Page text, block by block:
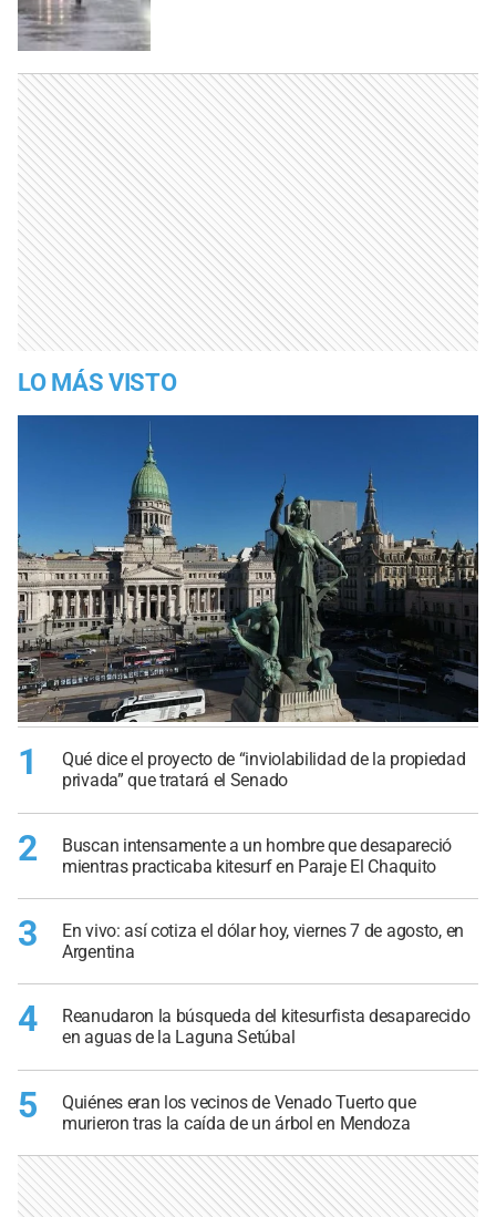
LO MÁS VISTO
1
Qué dice el proyecto de “inviolabilidad de la propiedad
privada” que tratará el Senado
2
Buscan intensamente a un hombre que desapareció
mientras practicaba kitesurf en Paraje El Chaquito
3
En vivo: así cotiza el dólar hoy, viernes 7 de agosto, en
Argentina
4
Reanudaron la búsqueda del kitesurfista desaparecido
en aguas de la Laguna Setúbal
5
Quiénes eran los vecinos de Venado Tuerto que
murieron tras la caída de un árbol en Mendoza